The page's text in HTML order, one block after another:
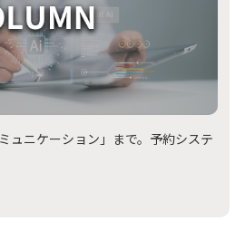
ュニケーション」まで。予約システ